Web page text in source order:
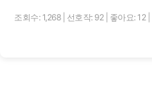
조회수: 1,268 선호작: 92 좋아요: 12